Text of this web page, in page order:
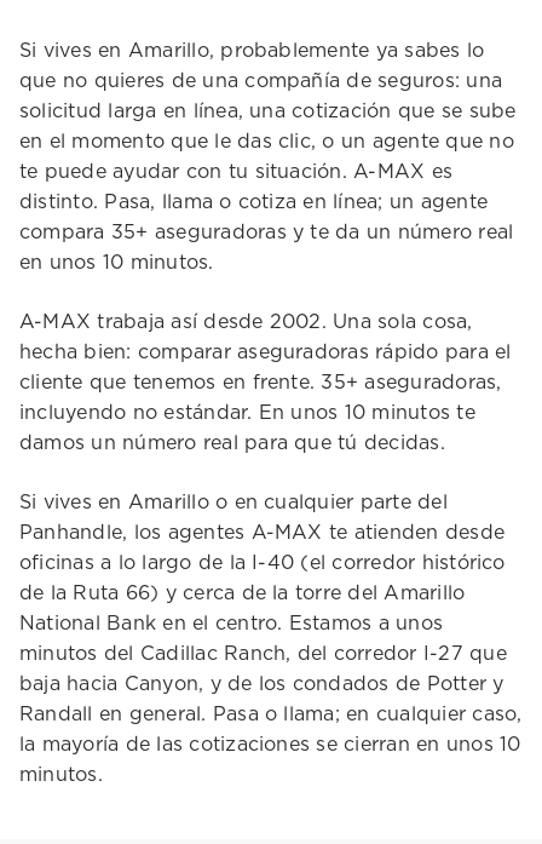
Si vives en Amarillo, probablemente ya sabes lo
que no quieres de una compañía de seguros: una
solicitud larga en línea, una cotización que se sube
en el momento que le das clic, o un agente que no
te puede ayudar con tu situación. A-MAX es
distinto. Pasa, llama o cotiza en línea; un agente
compara 35+ aseguradoras y te da un número real
en unos 10 minutos.
A-MAX trabaja así desde 2002. Una sola cosa,
hecha bien: comparar aseguradoras rápido para el
cliente que tenemos en frente. 35+ aseguradoras,
incluyendo no estándar. En unos 10 minutos te
damos un número real para que tú decidas.
Si vives en Amarillo o en cualquier parte del
Panhandle, los agentes A-MAX te atienden desde
oficinas a lo largo de la I-40 (el corredor histórico
de la Ruta 66) y cerca de la torre del Amarillo
National Bank en el centro. Estamos a unos
minutos del Cadillac Ranch, del corredor I-27 que
baja hacia Canyon, y de los condados de Potter y
Randall en general. Pasa o llama; en cualquier caso,
la mayoría de las cotizaciones se cierran en unos 10
minutos.